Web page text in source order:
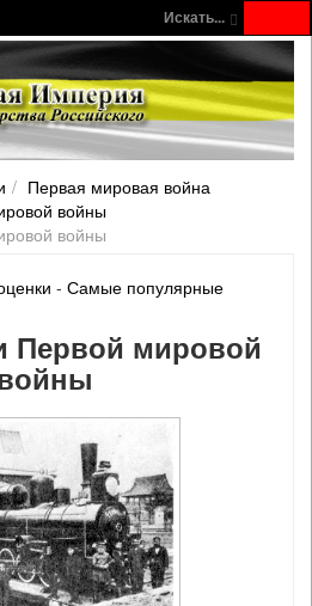
Искать...
Первая мировая война
войны
войны
- Самые популярные
Первой мировой